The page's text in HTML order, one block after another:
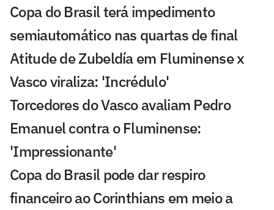
Copa do Brasil terá impedimento
semiautomático nas quartas de final
Atitude de Zubeldía em Fluminense x
Vasco viraliza: 'Incrédulo'
Torcedores do Vasco avaliam Pedro
Emanuel contra o Fluminense:
'Impressionante'
Copa do Brasil pode dar respiro
financeiro ao Corinthians em meio a